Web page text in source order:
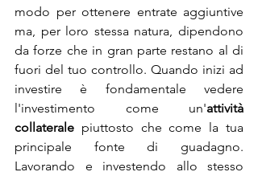
modo per ottenere entrate aggiuntive
ma, per loro stessa natura, dipendono
da forze che in gran parte restano al di
fuori del tuo controllo. Quando inizi ad
investire è fondamentale vedere
l'investimento come un'attività
collaterale piuttosto che come la tua
principale fonte di guadagno.
Lavorando e investendo allo stesso